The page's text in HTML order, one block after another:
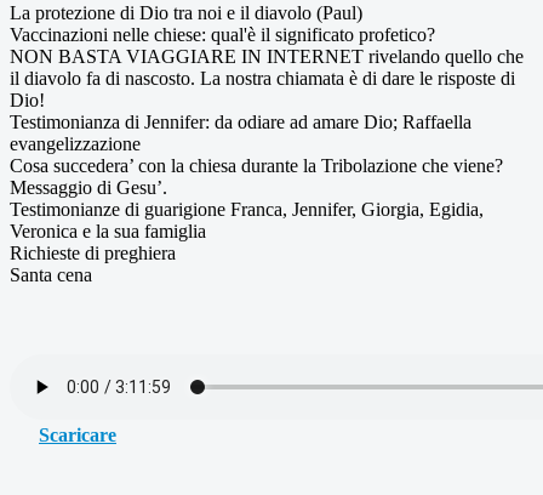
La protezione di Dio tra noi e il diavolo (Paul)
Vaccinazioni nelle chiese: qual'è il significato profetico?
NON BASTA VIAGGIARE IN INTERNET rivelando quello che
il diavolo fa di nascosto. La nostra chiamata è di dare le risposte di
Dio!
Testimonianza di Jennifer: da odiare ad amare Dio; Raffaella
evangelizzazione
Cosa succedera’ con la chiesa durante la Tribolazione che viene?
Messaggio di Gesu’.
Testimonianze di guarigione Franca, Jennifer, Giorgia, Egidia,
Veronica e la sua famiglia
Richieste di preghiera
Santa cena
Scaricare